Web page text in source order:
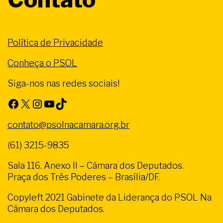
Política de Privacidade
Conheça o PSOL
Siga-nos nas redes sociais!
Facebook X Instagram Youtube TikTok
contato@psolnacamara.org.br
(61) 3215-9835
Sala 116. Anexo II – Câmara dos Deputados.
Praça dos Três Poderes – Brasília/DF.
Copyleft 2021 Gabinete da Liderança do PSOL Na
Câmara dos Deputados.